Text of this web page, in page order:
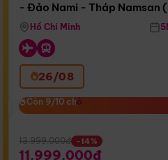
Bay Sun Phuquoc Airways
- Đảo Nami - Tháp Namsan
Airways)
Hồ Chí Minh
26/08
Còn 9/10 chỗ
Còn 9/10 chỗ
13.999.000đ -14%
11.999.000đ